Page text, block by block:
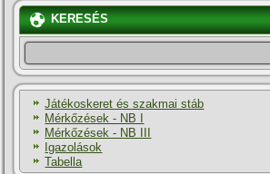
KERESÉS
Játékoskeret és szakmai stáb
Mérkőzések - NB I
Mérkőzések - NB III
Igazolások
Tabella